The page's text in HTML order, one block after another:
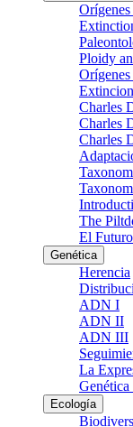
Ploidy
Charles
Charles
Charles
The
El
Genética
Herencia
ADN I
ADN II
ADN III
La
Genética
Ecología